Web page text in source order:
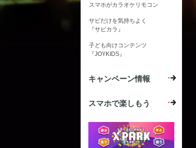
スマホがカラオケリモコン
サビだけを気持ちよく
『サビカラ』
子ども向けコンテンツ
『JOYKIDS』
キャンペーン情報
スマホで楽しもう